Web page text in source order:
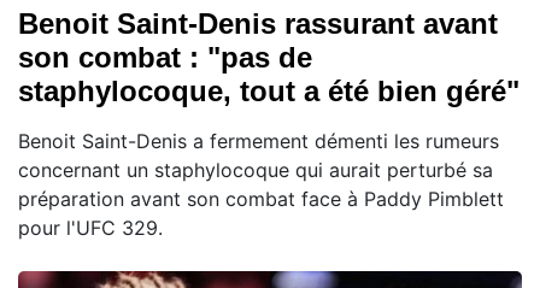
Benoit Saint-Denis rassurant avant
son combat : "pas de
staphylocoque, tout a été bien géré"
Benoit Saint-Denis a fermement démenti les rumeurs
concernant un staphylocoque qui aurait perturbé sa
préparation avant son combat face à Paddy Pimblett
pour l'UFC 329.